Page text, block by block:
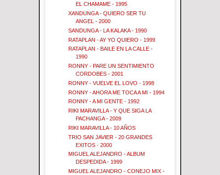
EL CHAMAME - 1995
XANDUNGA - QUIERO SER TU
ANGEL - 2000
SANDUNGA - LA KALAKA - 1990
RATAPLAN - AY YO QUIERO - 1999
RATAPLAN - BAILE EN LA CALLE -
1990
RONNY - PARE UN SENTIMIENTO
CORDOBES - 2001
RONNY - VUELVE EL LOVO - 1998
RONNY - AHORA ME TOCA A MI - 1994
RONNY - A MI GENTE - 1992
RIKI MARAVILLA - Y QUE SIGA LA
PACHANGA - 2009
RIKI MARAVILLA - 10 AÑOS
TRIO SAN JAVIER - 20 GRANDES
EXITOS - 2000
MIGUEL ALEJANDRO - ALBUM
DESPEDIDA - 1999
MIGUEL ALEJANDRO - CONEJO MIX -